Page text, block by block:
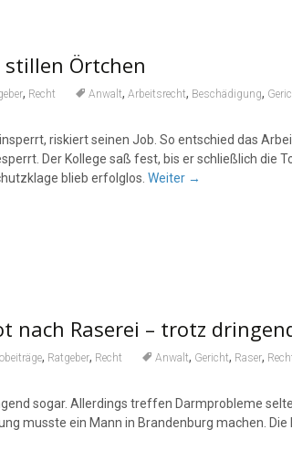
Örtchen
, Recht Anwalt, Arbeitsrecht, Beschädigung,
riskiert seinen Job. So entschied das
Der Kollege saß fest, bis er schließlich
blieb erfolglos. Weiter →
nach Raserei – trotz
, Ratgeber, Recht Anwalt, Gericht, Raser,
sogar. Allerdings treffen Darmprobleme
musste ein Mann in Brandenburg machen.